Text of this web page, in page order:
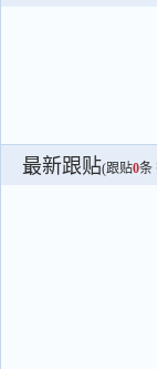
最新跟贴(跟贴0条